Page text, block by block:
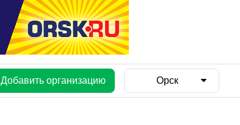
Добавить организацию Орск